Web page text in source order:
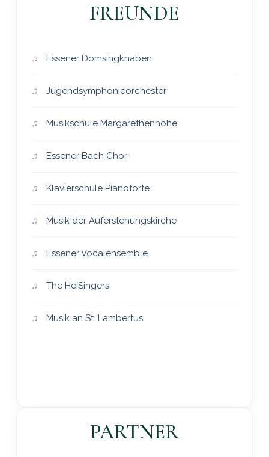
FREUNDE
Essener Domsingknaben
Jugendsymphonieorchester
Musikschule Margarethenhöhe
Essener Bach Chor
Klavierschule Pianoforte
Musik der Auferstehungskirche
Essener Vocalensemble
The HeiSingers
Musik an St. Lambertus
PARTNER